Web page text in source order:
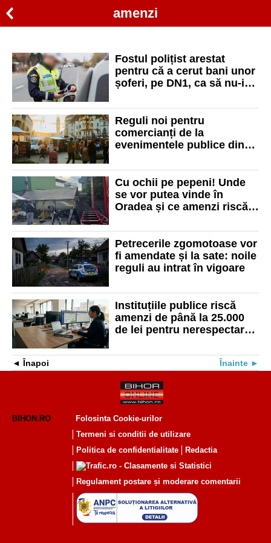
amenzi
Fostul polițist arestat
pentru că a cerut bani unor
șoferi, pe DN1, ca să nu-i
judecată
Reguli noi pentru
comercianți de la
evenimentele publice din
licitații pentru spații și
amenzi de 7.000 de lei
Cu ochii pe pepeni! Unde
se vor putea vinde în
Oradea și ce amenzi riscă
ușile deschise ale
magazinelor
Petrecerile zgomotoase vor
fi amendate și la sate: noile
reguli au intrat în vigoare
Instituțiile publice riscă
amenzi de până la 25.000
de lei pentru nerespectarea
Înapoi Înainte
BIHON.RO
Folosinta Cookie-urilor
Termeni si conditii de utilizare
Politica de confidentialitate
Redactia
Regulament postare și moderare comentarii